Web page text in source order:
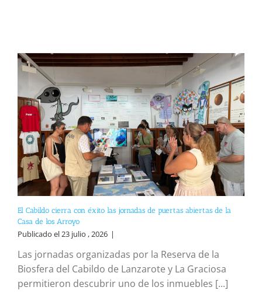
El Cabildo cierra con éxito las jornadas de puertas abiertas de la
Casa de los Arroyo
Publicado el 23 julio , 2026 |
Las jornadas organizadas por la Reserva de la
Biosfera del Cabildo de Lanzarote y La Graciosa
permitieron descubrir uno de los inmuebles [...]